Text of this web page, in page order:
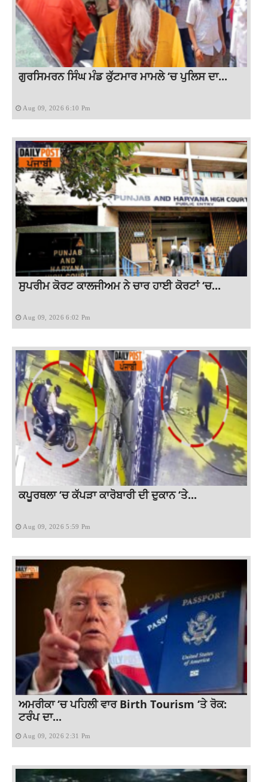
ਗੁਰਸਿਮਰਨ ਸਿੰਘ ਮੰਡ ਕੁੱਟਮਾਰ ਮਾਮਲੇ ‘ਚ ਪੁਲਿਸ ਦਾ...
Aug 09, 2026 6:10 Pm
ਸੁਪਰੀਮ ਕੋਰਟ ਕਾਲਜੀਅਮ ਨੇ ਚਾਰ ਹਾਈ ਕੋਰਟਾਂ ‘ਚ...
Aug 09, 2026 6:02 Pm
ਕਪੂਰਥਲਾ ‘ਚ ਕੱਪੜਾ ਕਾਰੋਬਾਰੀ ਦੀ ਦੁਕਾਨ ‘ਤੇ...
Aug 09, 2026 5:59 Pm
ਅਮਰੀਕਾ ‘ਚ ਪਹਿਲੀ ਵਾਰ Birth Tourism ‘ਤੇ ਰੋਕ:
ਟਰੰਪ ਦਾ...
Aug 09, 2026 2:31 Pm